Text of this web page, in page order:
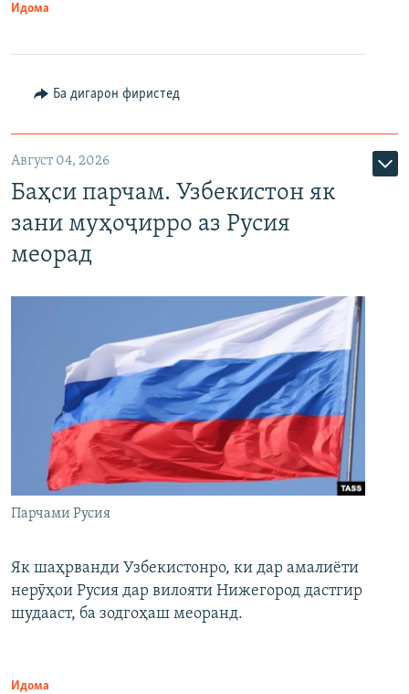
Идома
Ба дигарон фиристед
Август 04, 2026
Баҳси парчам. Узбекистон як
зани муҳоҷирро аз Русия
меорад
Парчами Русия
Як шаҳрванди Узбекистонро, ки дар амалиёти
нерӯҳои Русия дар вилояти Нижегород дастгир
шудааст, ба зодгоҳаш меоранд.
Идома